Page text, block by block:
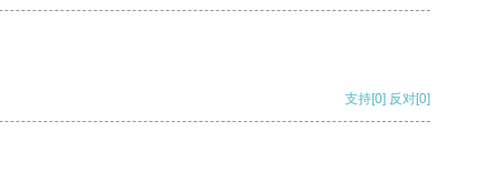
支持[0] 反对[0]